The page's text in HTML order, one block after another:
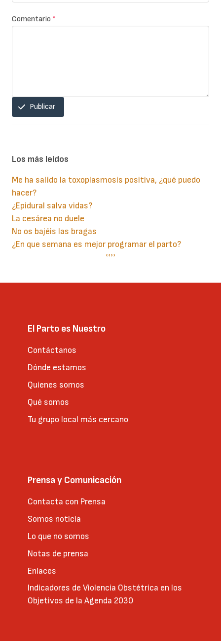
Comentario *
Publicar
Los más leidos
Me ha salido la toxoplasmosis positiva, ¿qué puedo
hacer?
¿Epidural salva vidas?
La cesárea no duele
No os bajéis las bragas
¿En que semana es mejor programar el parto?
Página
‹‹Siguiente
››
El Parto es Nuestro
Contáctanos
Dónde estamos
Quienes somos
Qué somos
Tu grupo local más cercano
Prensa y Comunicación
Contacta con Prensa
Somos noticia
Lo que no somos
Notas de prensa
Enlaces
Indicadores de Violencia Obstétrica en los
Objetivos de la Agenda 2030